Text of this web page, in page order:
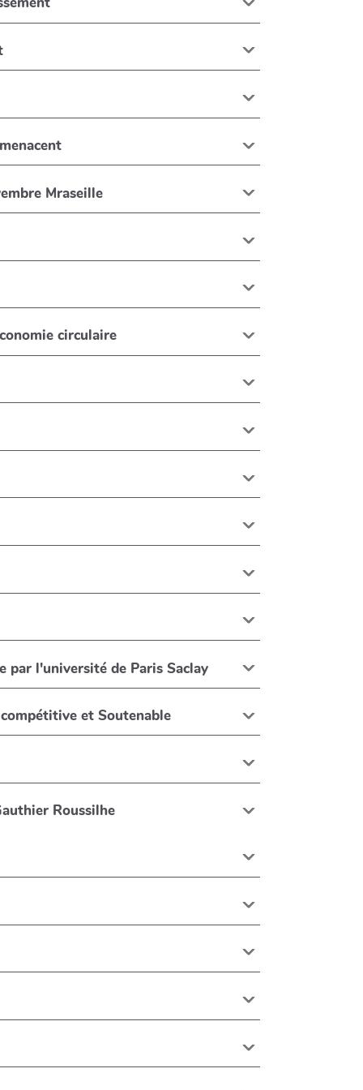
Mraseille
circulaire
par l'université de Paris Saclay
et Soutenable
Roussilhe